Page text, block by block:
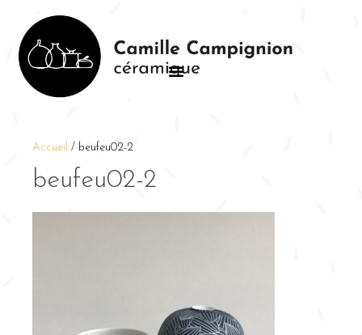
Accueil / beufeu02-2
beufeu02-2